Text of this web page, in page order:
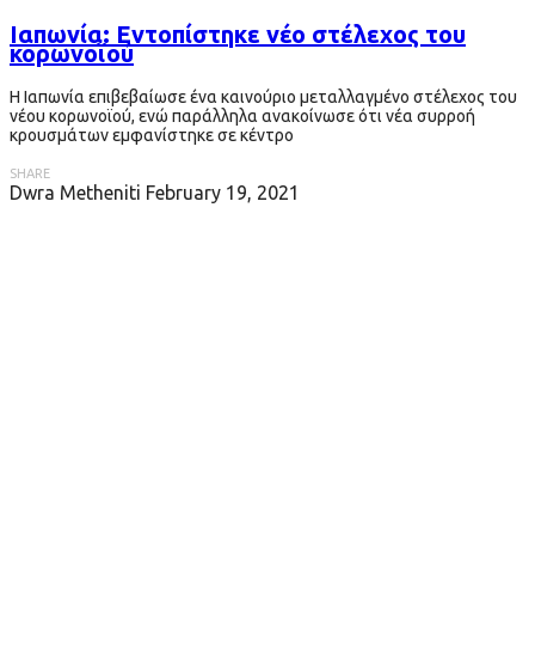
Ιαπωνία: Εντοπίστηκε νέο στέλεχος του
κορωνοϊού
Η Ιαπωνία επιβεβαίωσε ένα καινούριο μεταλλαγμένο στέλεχος του
νέου κορωνοϊού, ενώ παράλληλα ανακοίνωσε ότι νέα συρροή
κρουσμάτων εμφανίστηκε σε κέντρο
SHARE
Dwra Metheniti February 19, 2021